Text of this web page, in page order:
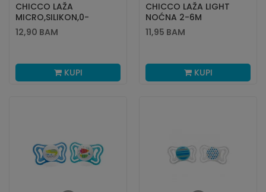
CHICCO LAŽA
MICRO,SILIKON,0-
2M,PLAVA,2KOM
12,90 BAM
KUPI
CHICCO LAŽA LIGHT
NOĆNA 2-6M
11,95 BAM
KUPI